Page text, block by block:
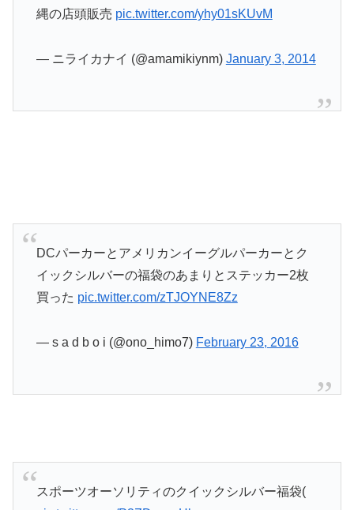
縄の店頭販売 pic.twitter.com/yhy01sKUvM
— ニライカナイ (@amamikiynm) January 3, 2014
DCパーカーとアメリカンイーグルパーカーとク
イックシルバーの福袋のあまりとステッカー2枚
買った pic.twitter.com/zTJOYNE8Zz
— s a d b o i (@ono_himo7) February 23, 2016
スポーツオーソリティのクイックシルバー福袋(